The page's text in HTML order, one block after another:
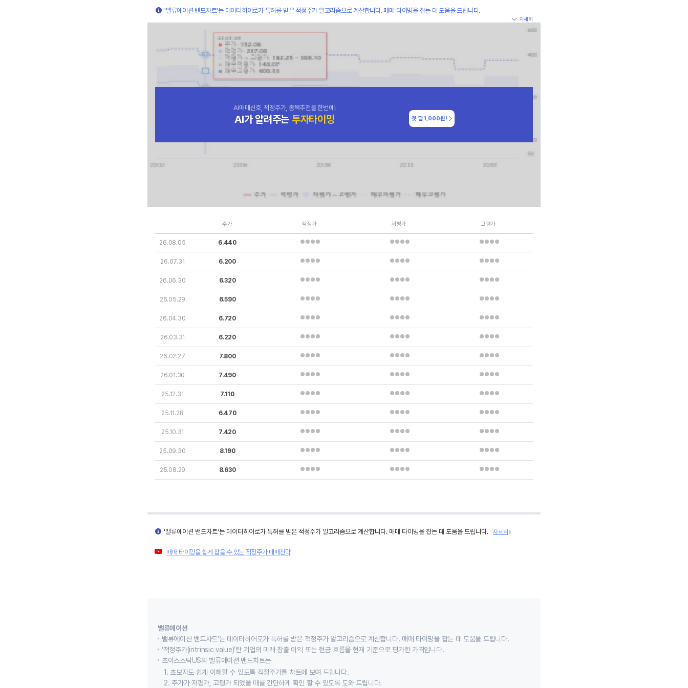
'밸류에이션 밴드차트'는 데이터히어로가 특허를 받은 적정주가 알고리즘으로 계산합니다. 매매 타이밍을 잡는 데 도움을 드립니다.
자세히
AI매매신호, 적정주가, 종목추천을 한번에!
AI가 알려주는 투자타이밍 첫 달1,000원!
주가 적정가 저평가 고평가
26.08.05 6.440
26.07.31 6.200
26.06.30 6.320
26.05.29 6.590
26.04.30 6.720
26.03.31 6.220
26.02.27 7.800
26.01.30 7.490
25.12.31 7.110
25.11.28 6.470
25.10.31 7.420
25.09.30 8.190
25.08.29 8.630
'밸류에이션 밴드차트'는 데이터히어로가 특허를 받은 적정주가 알고리즘으로 계산합니다. 매매 타이밍을 잡는 데 도움을 드립니다. 자세히
매매 타이밍을 쉽게 잡을 수 있는 적정주가 매매전략
밸류에이션
밸류에이션 밴드차트'는 데이터히어로가 특허를 받은 적정주가 알고리즘으로 계산합니다. 매매 타이밍을 잡는 데 도움을 드립니다.
‘적정주가(intrinsic value)’란 기업의 미래 창출 이익 또는 현금 흐름을 현재 기준으로 평가한 가격입니다.
초이스스탁US의 밸류에이션 밴드차트는
1. 초보자도 쉽게 이해할 수 있도록 적정주가를 차트에 보여 드립니다.
2. 주가가 저평가, 고평가 되었을 때를 간단하게 확인 할 수 있도록 도와 드립니다.